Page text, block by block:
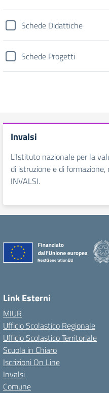
Schede Didattiche
Schede Progetti
Invalsi
L'Istituto nazionale per la
di istruzione e di
INVALSI.
Link Esterni
MIUR
Ufficio Scolastico Regionale
Ufficio Scolastico Territoriale
Scuola in Chiaro
Iscrizioni On Line
Invalsi
Comune